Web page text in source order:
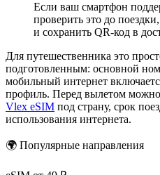
Если ваш смартфон
проверить это до
и сохранить QR-код в
Для путешественника это
подготовленным: основной
мобильный интернет
профиль. Перед вылетом можно
Vlex eSIM под страну, срок
использования интернета.
🌍 Популярные направления